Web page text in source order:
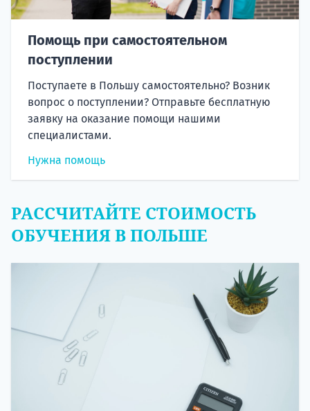
Помощь при самостоятельном
поступлении
Поступаете в Польшу самостоятельно? Возник
вопрос о поступлении? Отправьте бесплатную
заявку на оказание помощи нашими
специалистами.
Нужна помощь
РАССЧИТАЙТЕ СТОИМОСТЬ
ОБУЧЕНИЯ В ПОЛЬШЕ